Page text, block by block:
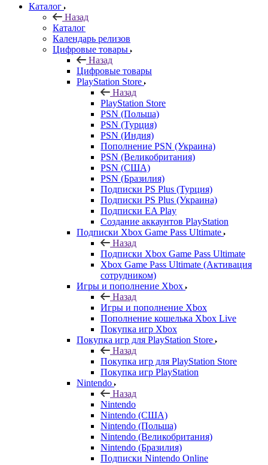
Каталог
Назад
Каталог
Календарь релизов
Цифровые товары
Назад
Цифровые товары
PlayStation Store
Назад
PlayStation Store
PSN (Польша)
PSN (Турция)
PSN (Индия)
Пополнение PSN (Украина)
PSN (Великобритания)
PSN (США)
PSN (Бразилия)
Подписки PS Plus (Турция)
Подписки PS Plus (Украина)
Подписки EA Play
Создание аккаунтов PlayStation
Подписки Xbox Game Pass Ultimate
Назад
Подписки Xbox Game Pass Ultimate
Xbox Game Pass Ultimate (Активация
сотрудником)
Игры и пополнение Xbox
Назад
Игры и пополнение Xbox
Пополнение кошелька Xbox Live
Покупка игр Xbox
Покупка игр для PlayStation Store
Назад
Покупка игр для PlayStation Store
Покупка игр PlayStation
Nintendo
Назад
Nintendo
Nintendo (США)
Nintendo (Польша)
Nintendo (Великобритания)
Nintendo (Бразилия)
Подписки Nintendo Online